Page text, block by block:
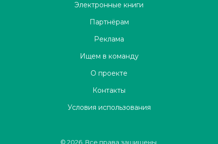
Электронные книги
Партнёрам
Реклама
Ищем в команду
О проекте
Контакты
Условия использования
© 2026. Все права защищены.